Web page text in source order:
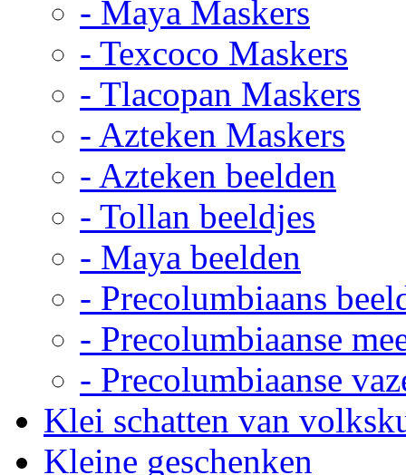
- Maya Maskers
- Texcoco Maskers
- Tlacopan Maskers
- Azteken Maskers
- Azteken beelden
- Tollan beeldjes
- Maya beelden
- Precolumbiaans
- Precolumbiaanse
- Precolumbiaanse
Klei schatten van
Kleine geschenken